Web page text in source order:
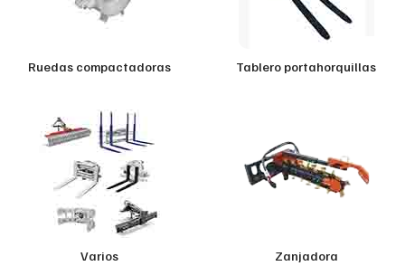
Ruedas compactadoras Tablero portahorquillas
Varios Zanjadora